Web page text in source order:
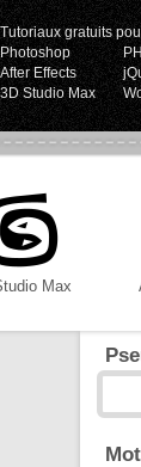
Tutoriaux gratuits
Photoshop
After Effects
3D Studio Max
Max